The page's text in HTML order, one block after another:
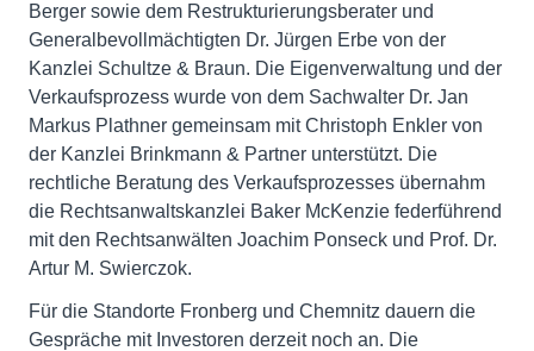
Berger sowie dem Restrukturierungsberater und
Generalbevollmächtigten Dr. Jürgen Erbe von der
Kanzlei Schultze & Braun. Die Eigenverwaltung und der
Verkaufsprozess wurde von dem Sachwalter Dr. Jan
Markus Plathner gemeinsam mit Christoph Enkler von
der Kanzlei Brinkmann & Partner unterstützt. Die
rechtliche Beratung des Verkaufsprozesses übernahm
die Rechtsanwaltskanzlei Baker McKenzie federführend
mit den Rechtsanwälten Joachim Ponseck und Prof. Dr.
Artur M. Swierczok.
Für die Standorte Fronberg und Chemnitz dauern die
Gespräche mit Investoren derzeit noch an. Die